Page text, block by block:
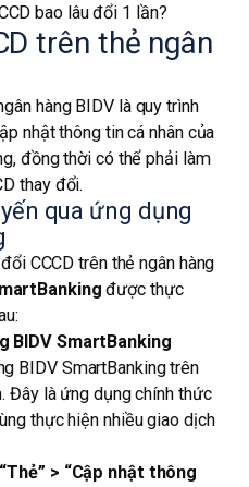
bao lâu đổi 1 lần?
trên thẻ ngân
hàng BIDV là quy trình
nhật thông tin cá nhân của
đồng thời có thể phải làm
thay đổi.
qua ứng dụng
CCCD trên thẻ ngân hàng
được thực
BIDV SmartBanking
BIDV SmartBanking trên
Đây là ứng dụng chính thức
thực hiện nhiều giao dịch
> “Cập nhật thông